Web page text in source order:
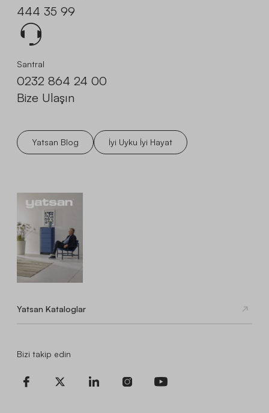
444 35 99
Santral
0232 864 24 00
Bize Ulaşın
Yatsan Blog İyi Uyku İyi Hayat
Yatsan Kataloglar
Bizi takip edin